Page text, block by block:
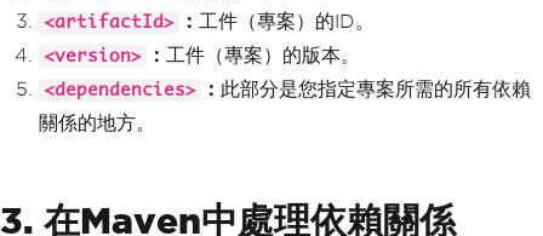
<artifactId> ： 工件（專案）的ID。
<version> ： 工件（專案）的版本。
<dependencies> ： 此部分是您指定專案所需的所有依賴
關係的地方。
3. 在Maven中處理依賴關係